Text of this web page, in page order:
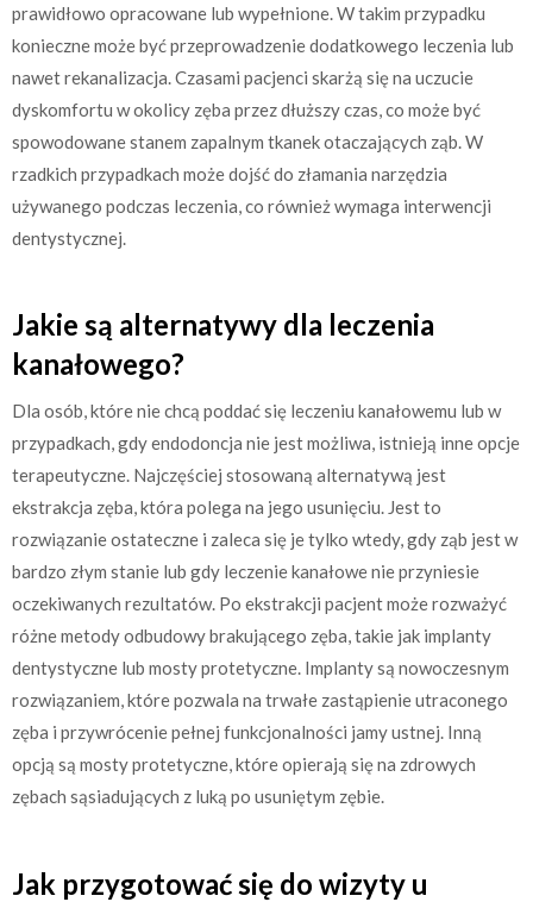
prawidłowo opracowane lub wypełnione. W takim przypadku
konieczne może być przeprowadzenie dodatkowego leczenia lub
nawet rekanalizacja. Czasami pacjenci skarżą się na uczucie
dyskomfortu w okolicy zęba przez dłuższy czas, co może być
spowodowane stanem zapalnym tkanek otaczających ząb. W
rzadkich przypadkach może dojść do złamania narzędzia
używanego podczas leczenia, co również wymaga interwencji
dentystycznej.
Jakie są alternatywy dla leczenia
kanałowego?
Dla osób, które nie chcą poddać się leczeniu kanałowemu lub w
przypadkach, gdy endodoncja nie jest możliwa, istnieją inne opcje
terapeutyczne. Najczęściej stosowaną alternatywą jest
ekstrakcja zęba, która polega na jego usunięciu. Jest to
rozwiązanie ostateczne i zaleca się je tylko wtedy, gdy ząb jest w
bardzo złym stanie lub gdy leczenie kanałowe nie przyniesie
oczekiwanych rezultatów. Po ekstrakcji pacjent może rozważyć
różne metody odbudowy brakującego zęba, takie jak implanty
dentystyczne lub mosty protetyczne. Implanty są nowoczesnym
rozwiązaniem, które pozwala na trwałe zastąpienie utraconego
zęba i przywrócenie pełnej funkcjonalności jamy ustnej. Inną
opcją są mosty protetyczne, które opierają się na zdrowych
zębach sąsiadujących z luką po usuniętym zębie.
Jak przygotować się do wizyty u